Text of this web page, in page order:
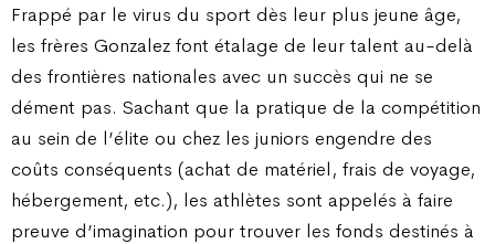
Frappé par le virus du sport dès leur plus jeune âge,
les frères Gonzalez font étalage de leur talent au-delà
des frontières nationales avec un succès qui ne se
dément pas. Sachant que la pratique de la compétition
au sein de l’élite ou chez les juniors engendre des
coûts conséquents (achat de matériel, frais de voyage,
hébergement, etc.), les athlètes sont appelés à faire
preuve d’imagination pour trouver les fonds destinés à